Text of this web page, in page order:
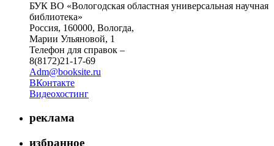
БУК ВО «Вологодская областная универсальная научная
библиотека»
Россия, 160000, Вологда,
Марии Ульяновой, 1
Телефон для справок –
8(8172)21-17-69
Adm@booksite.ru
ВКонтакте
Видеохостинг
реклама
избранное